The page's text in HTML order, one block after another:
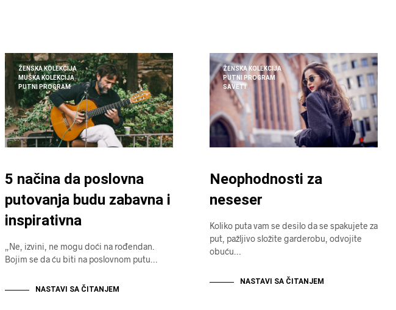
ŽENSKA KOLEKCIJA
MUŠKA KOLEKCIJA
PUTNI PROGRAM
5 načina da poslovna
putovanja budu zabavna i
inspirativna
„Ne, izvini, ne mogu doći na rođendan.
Bojim se da ću biti na poslovnom putu…
NASTAVI SA ČITANJEM
ŽENSKA KOLEKCIJA
PUTNI PROGRAM
SAVETI
Neophodnosti za
neseser
Koliko puta vam se desilo da se spakujete za
put, pažljivo složite garderobu, odvojite
obuću…
NASTAVI SA ČITANJEM